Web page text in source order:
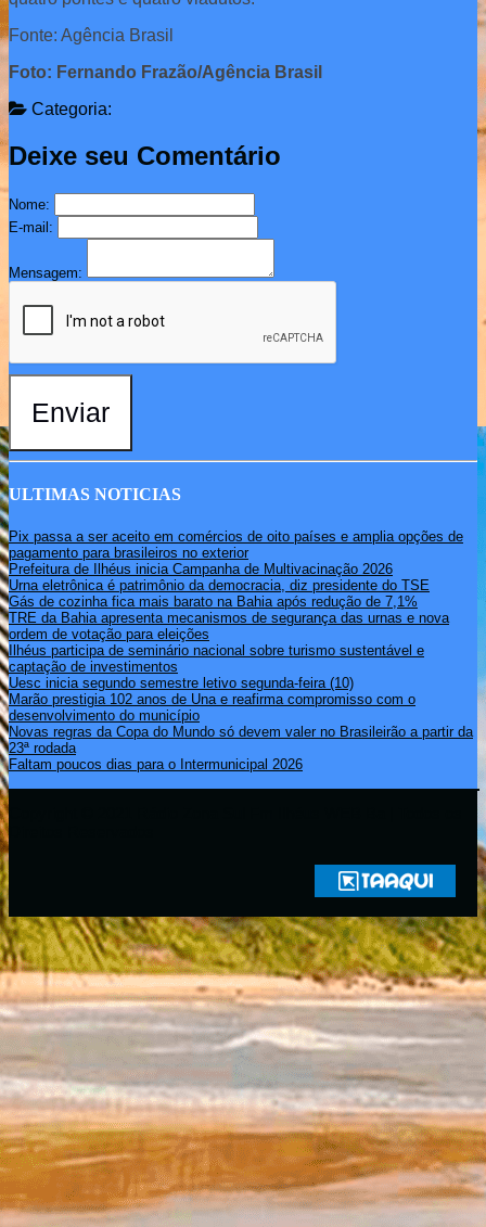
Fonte: Agência Brasil
Foto: Fernando Frazão/Agência Brasil
Categoria:
Deixe seu Comentário
Nome:
E-mail:
Mensagem:
Enviar
ULTIMAS NOTICIAS
Pix passa a ser aceito em comércios de oito países e amplia opções de
pagamento para brasileiros no exterior
Prefeitura de Ilhéus inicia Campanha de Multivacinação 2026
Urna eletrônica é patrimônio da democracia, diz presidente do TSE
Gás de cozinha fica mais barato na Bahia após redução de 7,1%
TRE da Bahia apresenta mecanismos de segurança das urnas e nova
ordem de votação para eleições
Ilhéus participa de seminário nacional sobre turismo sustentável e
captação de investimentos
Uesc inicia segundo semestre letivo segunda-feira (10)
Marão prestigia 102 anos de Una e reafirma compromisso com o
desenvolvimento do município
Novas regras da Copa do Mundo só devem valer no Brasileirão a partir da
23ª rodada
Faltam poucos dias para o Intermunicipal 2026